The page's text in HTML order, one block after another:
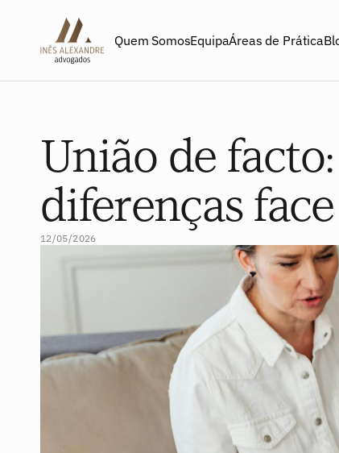
FAMÍLIA
União de
diferenças
12/05/2026
Quem SomosEquipaÁreas de Prática